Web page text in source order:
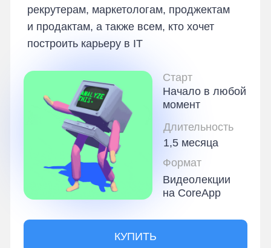
Длительность
1,5 месяца
Старт
построить карьеру в IT
Видеолекции
на CoreApp
КУПИТЬ